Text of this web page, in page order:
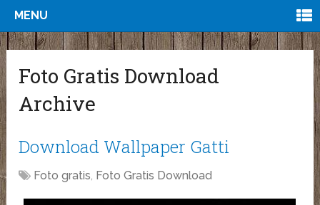
MENU
Foto Gratis Download
Archive
Download Wallpaper Gatti
Foto gratis, Foto Gratis Download